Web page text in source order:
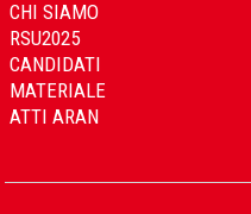
CHI SIAMO
RSU2025
CANDIDATI
MATERIALE
ATTI ARAN